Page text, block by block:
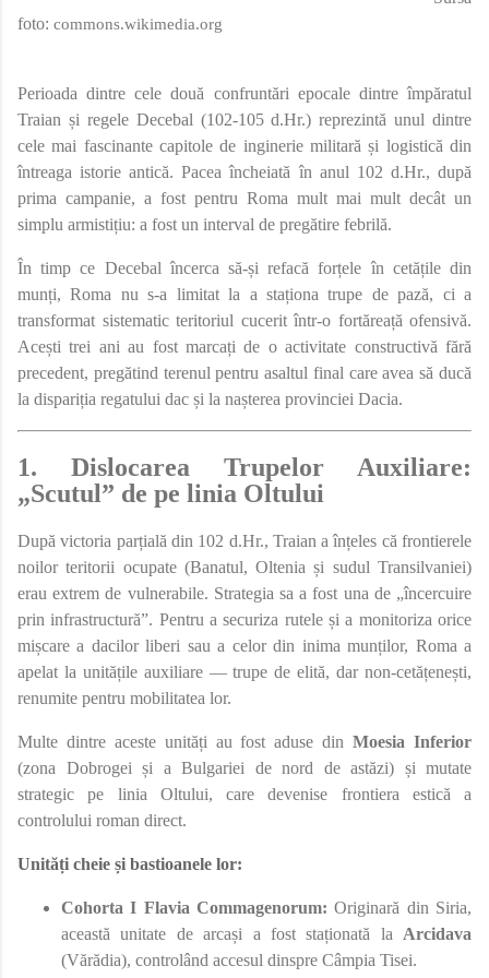
foto: commons.wikimedia.org
Perioada dintre cele două confruntări epocale dintre împăratul
Traian și regele Decebal (102-105 d.Hr.) reprezintă unul dintre
cele mai fascinante capitole de inginerie militară și logistică din
întreaga istorie antică. Pacea încheiată în anul 102 d.Hr., după
prima campanie, a fost pentru Roma mult mai mult decât un
simplu armistițiu: a fost un interval de pregătire febrilă.
În timp ce Decebal încerca să-și refacă forțele în cetățile din
munți, Roma nu s-a limitat la a staționa trupe de pază, ci a
transformat sistematic teritoriul cucerit într-o fortăreață ofensivă.
Acești trei ani au fost marcați de o activitate constructivă fără
precedent, pregătind terenul pentru asaltul final care avea să ducă
la dispariția regatului dac și la nașterea provinciei Dacia.
1. Dislocarea Trupelor Auxiliare:
„Scutul” de pe linia Oltului
După victoria parțială din 102 d.Hr., Traian a înțeles că frontierele
noilor teritorii ocupate (Banatul, Oltenia și sudul Transilvaniei)
erau extrem de vulnerabile. Strategia sa a fost una de „încercuire
prin infrastructură”. Pentru a securiza rutele și a monitoriza orice
mișcare a dacilor liberi sau a celor din inima munților, Roma a
apelat la unitățile auxiliare — trupe de elită, dar non-cetățenești,
renumite pentru mobilitatea lor.
Multe dintre aceste unități au fost aduse dinMoesia Inferior
(zona Dobrogei și a Bulgariei de nord de astăzi) și mutate
strategic pe linia Oltului, care devenise frontiera estică a
controlului roman direct.
Unități cheie și bastioanele lor:
Cohorta I Flavia Commagenorum: Originară din Siria,
această unitate de arcași a fost staționată la Arcidava
(Vărădia), controlând accesul dinspre Câmpia Tisei.